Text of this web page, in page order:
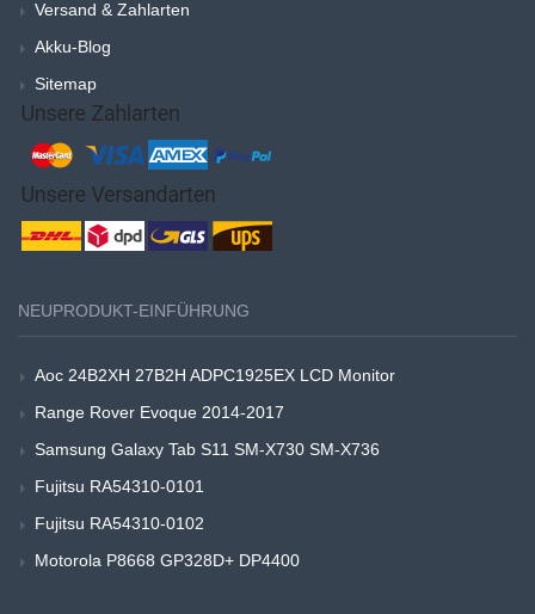
Versand & Zahlarten
Akku-Blog
Sitemap
NEUPRODUKT-EINFÜHRUNG
Aoc 24B2XH 27B2H ADPC1925EX LCD Monitor
Range Rover Evoque 2014-2017
Samsung Galaxy Tab S11 SM-X730 SM-X736
Fujitsu RA54310-0101
Fujitsu RA54310-0102
Motorola P8668 GP328D+ DP4400